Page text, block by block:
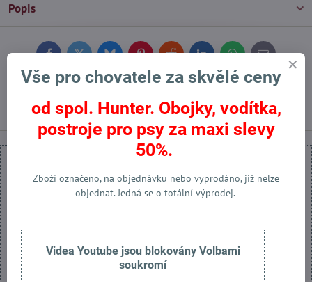
Popis
Přejete si načíst externí obsah?
Vše pro chovatele za skvělé ceny
od spol. Hunter. Obojky, vodítka,
postroje pro psy za maxi slevy
50%.
Zboží označeno, na objednávku nebo vyprodáno, již nelze
objednat. Jedná se o totální výprodej.
Videa Youtube jsou blokovány Volbami
soukromí